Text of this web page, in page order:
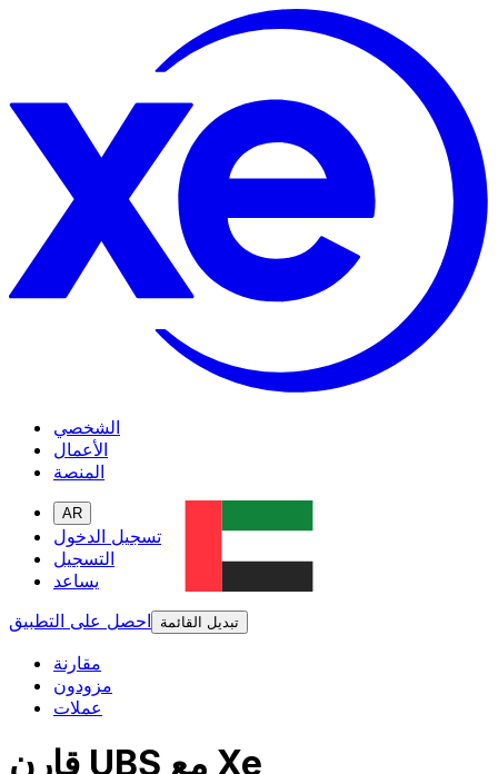
الشخصي
الأعمال
المنصة
AR
تسجيل الدخول
التسجيل
يساعد
احصل على التطبيق
تبديل القائمة
مقارنة
مزودون
عملات
قارن UBS مع Xe